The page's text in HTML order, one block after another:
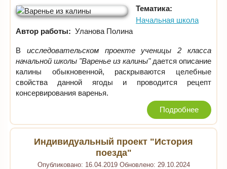
Тематика:
Начальная школа
Автор работы: Уланова Полина
В исследовательском проекте ученицы 2 класса
начальной школы "Варенье из калины"дается описание
калины обыкновенной, раскрываются целебные
свойства данной ягоды и проводится рецепт
консервирования варенья.
Подробнее
Индивидуальный проект "История
поезда"
Опубликовано: 16.04.2019 Обновлено: 29.10.2024